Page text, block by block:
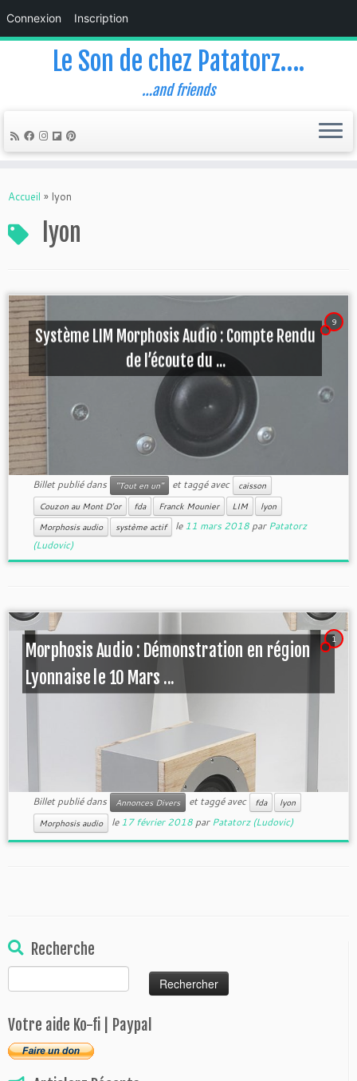
Connexion Inscription
Le Son de chez Patatorz….
…and friends
Accueil » lyon
lyon
9
Système LIM Morphosis Audio : Compte Rendu
de l’écoute du ...
Billet publié dans "Tout en un" et taggé avec
caisson
Couzon au Mont D'or
fda Franck Mounier LIM
lyon
Morphosis audio
système actif le11 mars 2018 parPatatorz
(Ludovic)
1
Morphosis Audio : Démonstration en région
Lyonnaise le 10 Mars ...
Billet publié dans Annonces Divers et taggé avec fda
lyon
Morphosis audio
le17 février 2018 parPatatorz (Ludovic)
Recherche
Votre aide Ko-fi | Paypal